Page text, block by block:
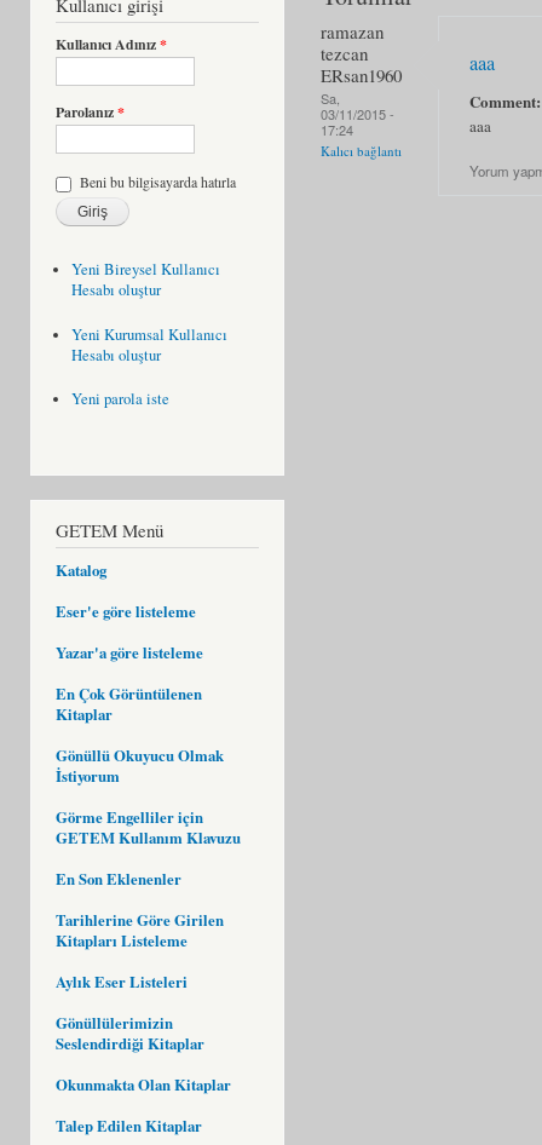
Kullanıcı Adınız*
Parolanız*
Beni bu bilgisayarda hatırla
Yeni Bireysel Kullanıcı
Hesabı oluştur
Yeni Kurumsal Kullanıcı
Hesabı oluştur
Yeni parola iste
GETEM Menü
Katalog
Eser'e göre listeleme
Yazar'a göre listeleme
En Çok Görüntülenen
Kitaplar
Gönüllü Okuyucu Olmak
İstiyorum
Görme Engelliler için
GETEM Kullanım Klavuzu
En Son Eklenenler
Tarihlerine Göre Girilen
Kitapları Listeleme
Aylık Eser Listeleri
Gönüllülerimizin
Seslendirdiği Kitaplar
Okunmakta Olan Kitaplar
Talep Edilen Kitaplar
ramazan
tezcan
ERsan1960
Sa,
03/11/2015 -
17:24
Kalıcı bağlantı
aaa
aaa
Yorum